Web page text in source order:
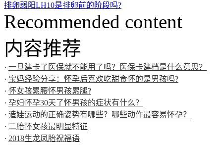
排卵弱阳LH10是排卵前的阶段吗?
Recommended content
内容推荐
· 一旦建卡了医保就不能用了吗？医保卡建档是什么意思？
· 宝妈经验分享：怀孕后喜欢吃甜食怀的是男孩吗?
· 怀女孩累腰怀男孩累腿?
· 孕妇怀孕30天了怀男孩的症状有什么？
· 造娃运动的正确姿势有哪些？哪些动作最容易怀孕？
· 二胎怀女孩最明显特征
· 2018生龙凤胎祝福语